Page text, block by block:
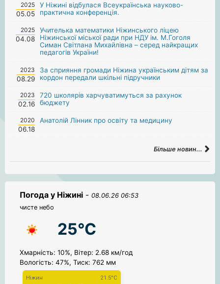
2025
05.05
У Ніжині відбулася Всеукраїнська науково-
практична конференція.
2025
04.08
Учителька математики Ніжинського ліцею
Ніжинської міської ради при НДУ ім. М.Гоголя
Симан Світлана Михайлівна – серед найкращих
педагогів України!
2023
08.29
За сприяння громади Ніжина українським дітям за
кордон передали шкільні підручники
2023
02.16
720 школярів харчуватимуться за рахунок
бюджету
2020
06.18
Анатолій Лінник про освіту та медицину
Більше новин...
Погода у Ніжині - 08.06.26 06:53
чисте небо
25°C
Хмарність: 10%, Вітер: 2.68 км/год
Вологість: 47%, Тиск: 762 мм